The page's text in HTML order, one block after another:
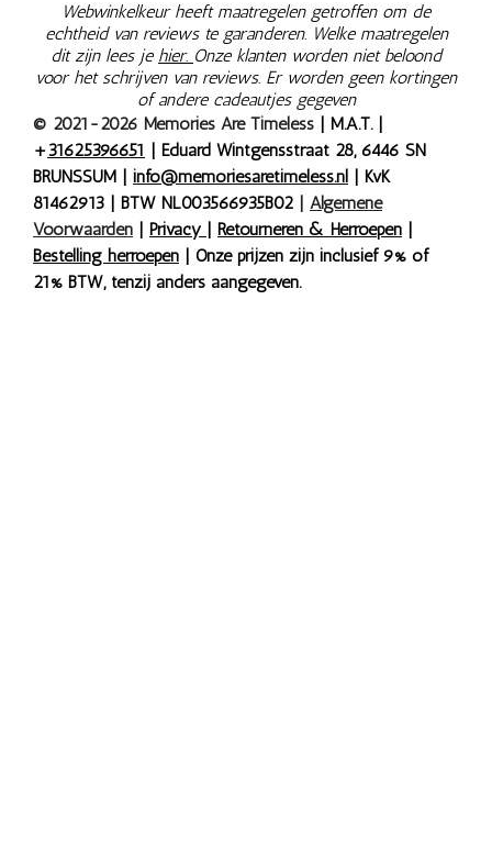
Webwinkelkeur heeft maatregelen getroffen om de
echtheid van reviews te garanderen. Welke maatregelen
dit zijn lees je hier. Onze klanten worden niet beloond
voor het schrijven van reviews. Er worden geen kortingen
of andere cadeautjes gegeven
© 2021-2026 Memories Are Timeless | M.A.T. |
+31625396651 | Eduard Wintgensstraat 28, 6446 SN
BRUNSSUM | info@memoriesaretimeless.nl | KvK
81462913 | BTW NL003566935B02 | Algemene
Voorwaarden | Privacy | Retourneren & Herroepen |
Bestelling herroepen | Onze prijzen zijn inclusief 9% of
21% BTW, tenzij anders aangegeven.